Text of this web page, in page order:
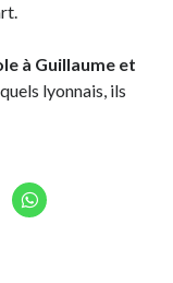
à Guillaume et
lyonnais, ils